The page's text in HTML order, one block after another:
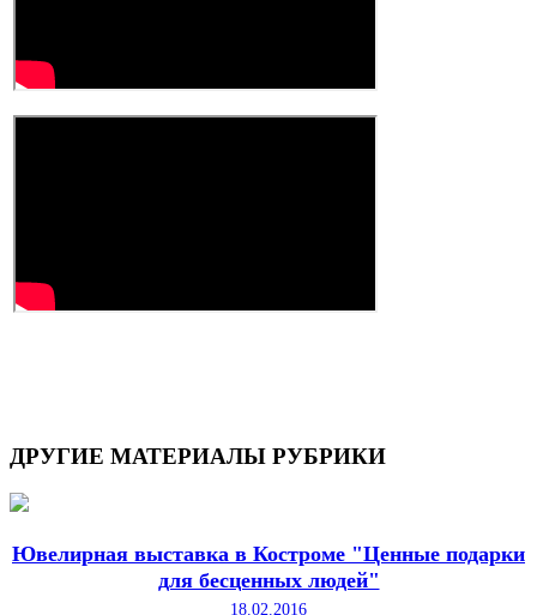
ДРУГИЕ МАТЕРИАЛЫ РУБРИКИ
Ювелирная выставка в Костроме "Ценные подарки
для бесценных людей"
18.02.2016